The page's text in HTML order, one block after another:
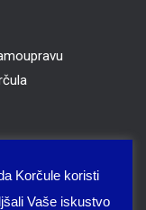
Korčule koristi
Vaše iskustvo